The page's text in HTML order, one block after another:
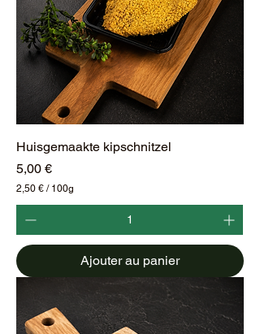
m
m
e
Huisgemaakte kipschnitzel
Prix
5,00 €
2,50 € / 100g
€
p
1
Ajouter au panier